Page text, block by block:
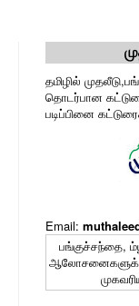
தமிழில்
தொடர்பான
படிப்பினை
Email:
பங்குச்சந்தை,